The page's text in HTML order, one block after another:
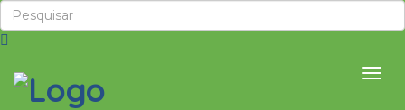
Cataratas do Iguaçu S/A contrata